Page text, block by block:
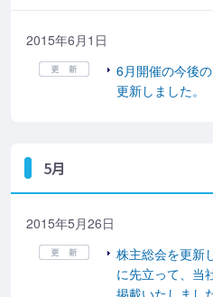
2015年6月1日
6月開催の今後
更新しました。
5月
2015年5月26日
株主総会を更新
に先立って、当